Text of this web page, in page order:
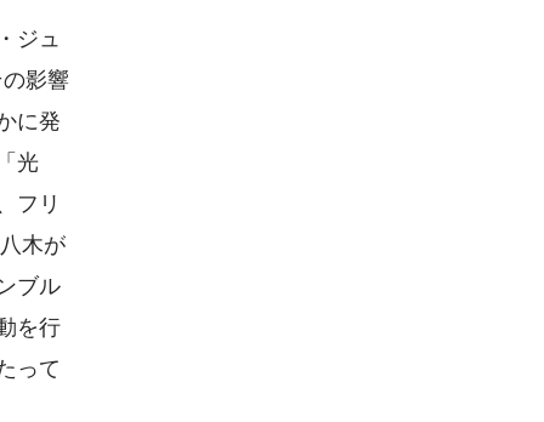
ジュ
影響
に発
光
フリ
木が
ブル
を行
って